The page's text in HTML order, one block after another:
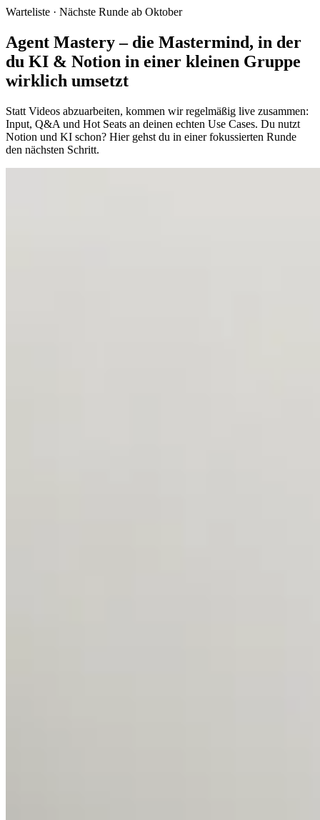
Warteliste · Nächste Runde ab Oktober
Agent Mastery – die Mastermind, in der
du KI & Notion in einer kleinen Gruppe
wirklich umsetzt
Statt Videos abzuarbeiten, kommen wir regelmäßig live zusammen:
Input, Q&A und Hot Seats an deinen echten Use Cases. Du nutzt
Notion und KI schon? Hier gehst du in einer fokussierten Runde
den nächsten Schritt.